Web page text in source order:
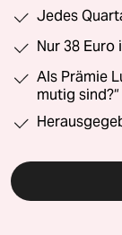
Jedes
Nur 38 Euro
Als Prämie
mutig sind?“